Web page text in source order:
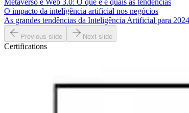
O impacto da inteligência artificial nos negócios
As grandes tendências da Inteligência Artificial para 2024
Previous slide Next slide
Certifications